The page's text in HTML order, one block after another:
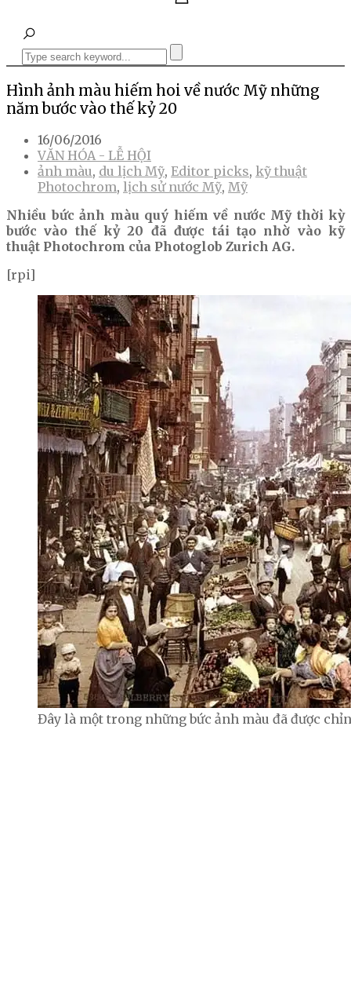
Hình ảnh màu hiếm hoi về nước Mỹ những
năm bước vào thế kỷ 20
16/06/2016
VĂN HÓA - LỄ HỘI
ảnh màu, du lịch Mỹ, Editor picks, kỹ thuật
Photochrom, lịch sử nước Mỹ, Mỹ
Nhiều bức ảnh màu quý hiếm về nước Mỹ thời kỳ
bước vào thế kỷ 20 đã được tái tạo nhờ vào kỹ
thuật Photochrom của Photoglob Zurich AG.
[rpi]
Đây là một trong những bức ảnh màu đã được